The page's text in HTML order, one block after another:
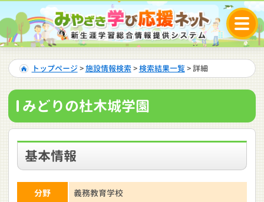
トップページ >施設情報検索 >検索結果一覧> 詳細
みどりの杜木城学園
基本情報
分野 義務教育学校